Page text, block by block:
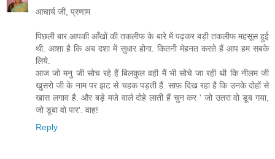
आचार्य जी, प्रणाम
पिछली बार आपकी आँखों की तकलीफ के बारे में पढ़कर बड़ी तकलीफ महसूस हुई
थी. आशा है कि अब दशा में सुधार होगा. कितनी मेहनत करते हैं आप हम सबके
लिये.
आज जो मनु जी सोच रहे हैं बिलकुल वही मैं भी सोचे जा रही थी कि नीलम जी
खुसरो जी के नाम पर झट से चहक पड़ती हैं. साफ़ दिख रहा है कि उनके दोहों से
खास लगाव है. और बड़े मज़े वाले दोहे लाती हैं चुन कर ' जो उतरा वो डूब गया,
जो डूबा वो पार'. वाह!
Reply